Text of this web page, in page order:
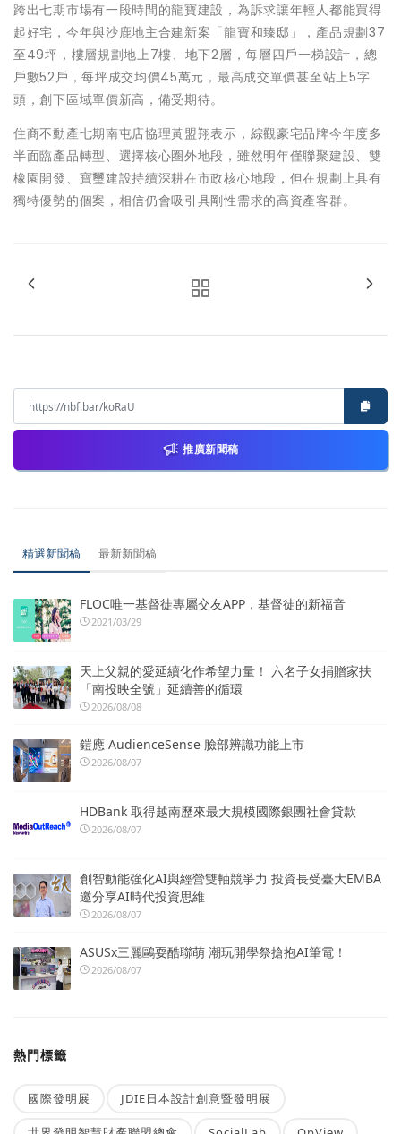
跨出七期市場有一段時間的龍寶建設，為訴求讓年輕人都能買得
起好宅，今年與沙鹿地主合建新案「龍寶和臻邸」，產品規劃37
至49坪，樓層規劃地上7樓、地下2層，每層四戶一梯設計，總
戶數52戶，每坪成交均價45萬元，最高成交單價甚至站上5字
頭，創下區域單價新高，備受期待。
住商不動產七期南屯店協理黃盟翔表示，綜觀豪宅品牌今年度多
半面臨產品轉型、選擇核心圈外地段，雖然明年僅聯聚建設、雙
橡園開發、寶璽建設持續深耕在市政核心地段，但在規劃上具有
獨特優勢的個案，相信仍會吸引具剛性需求的高資產客群。
推廣新聞稿
精選新聞稿 最新新聞稿
FLOC唯一基督徒專屬交友APP，基督徒的新福音
2021/03/29
天上父親的愛延續化作希望力量！ 六名子女捐贈家扶
「南投映全號」延續善的循環
2026/08/08
鎧應 AudienceSense 臉部辨識功能上市
2026/08/07
HDBank 取得越南歷來最大規模國際銀團社會貸款
2026/08/07
創智動能強化AI與經營雙軸競爭力 投資長受臺大EMBA
邀分享AI時代投資思維
2026/08/07
ASUSx三麗鷗耍酷聯萌 潮玩開學祭搶抱AI筆電！
2026/08/07
熱門標籤
國際發明展 JDIE日本設計創意暨發明展